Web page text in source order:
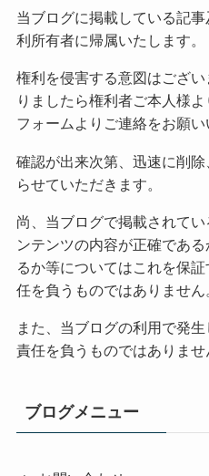
当ブログに掲載している記
利所有者に帰属いたします。
権利を侵害する意図はござ
りましたら権利者ご本人様
フォームよりご連絡をお願い
確認が出来次第、迅速に削
らせていただきます。
尚、当ブログで掲載されて
ンテンツの内容が正確であ
るか等についてはこれを保
任を負うものではありません
また、当ブログの利用で発
責任を負うものではありませ
ブログメニュー